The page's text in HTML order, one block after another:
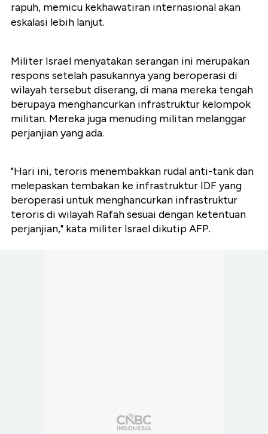
rapuh, memicu kekhawatiran internasional akan
eskalasi lebih lanjut.
Militer Israel menyatakan serangan ini merupakan
respons setelah pasukannya yang beroperasi di
wilayah tersebut diserang, di mana mereka tengah
berupaya menghancurkan infrastruktur kelompok
militan. Mereka juga menuding militan melanggar
perjanjian yang ada.
"Hari ini, teroris menembakkan rudal anti-tank dan
melepaskan tembakan ke infrastruktur IDF yang
beroperasi untuk menghancurkan infrastruktur
teroris di wilayah Rafah sesuai dengan ketentuan
perjanjian," kata militer Israel dikutip AFP.